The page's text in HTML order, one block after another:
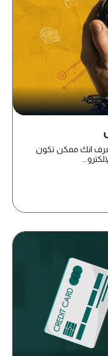
انك ممكن تكون